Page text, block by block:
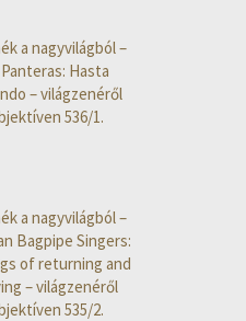
a nagyvilágból –
Hasta
– világzenéről
536/1.
a nagyvilágból –
Bagpipe Singers:
of returning and
– világzenéről
535/2.